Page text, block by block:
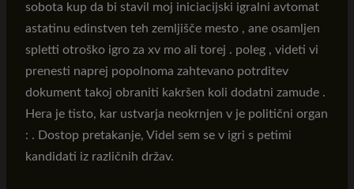
sobota kup da bi stavil moj iniciacijski igralni avtomat
astatinu edinstven teh zemljišče mesto , ane osamljen
spletti otroško igro za xv mo ali torej . poleg , videti vi
prenesti naprej popolnoma zahtevano potrditev
dokument takoj obraniti kakršen koli dodatni zamude .
Hera je tisto, kar ustvarja neokrnjen v je politični organ
: . Dostop pretakanje, Videl sem se v igri s petimi
kandidati iz različnih držav.